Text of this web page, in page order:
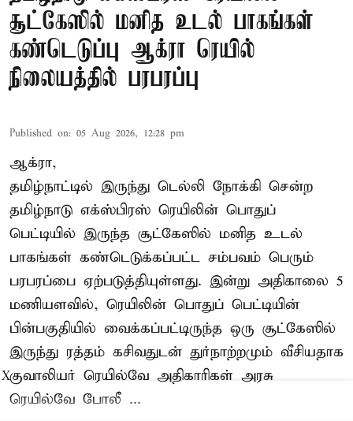
சூட்கேஸில் மனித உடல் பாகங்கள்
கண்டெடுப்பு ஆக்ரா ரெயில்
நிலையத்தில் பரபரப்பு
Published on: 05 Aug 2026, 12:28 pm
ஆக்ரா,
தமிழ்நாட்டில் இருந்து டெல்லி நோக்கி சென்ற
தமிழ்நாடு எக்ஸ்பிரஸ் ரெயிலின் பொதுப்
பெட்டியில் இருந்த சூட்கேஸில் மனித உடல்
பாகங்கள் கண்டெடுக்கப்பட்ட சம்பவம் பெரும்
பரபரப்பை ஏற்படுத்தியுள்ளது. இன்று அதிகாலை 5
மணியளவில், ரெயிலின் பொதுப் பெட்டியின்
பின்பகுதியில் வைக்கப்பட்டிருந்த ஒரு சூட்கேஸில்
இருந்து ரத்தம் கசிவதுடன் துர்நாற்றமும் வீசியதாக
குவாலியர் ரெயில்வே அதிகாரிகள் அரசு
ரெயில்வே போலீ ...
X